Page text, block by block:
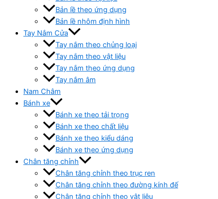
Bản lề theo ứng dụng
Bản lề nhôm định hình
Tay Nắm Cửa
Tay nắm theo chủng loại
Tay nắm theo vật liệu
Tay nắm theo ứng dụng
Tay nắm âm
Nam Châm
Bánh xe
Bánh xe theo tải trọng
Bánh xe theo chất liệu
Bánh xe theo kiểu dáng
Bánh xe theo ứng dụng
Chân tăng chỉnh
Chân tăng chỉnh theo trục ren
Chân tăng chỉnh theo đường kính đế
Chân tăng chỉnh theo vật liệu